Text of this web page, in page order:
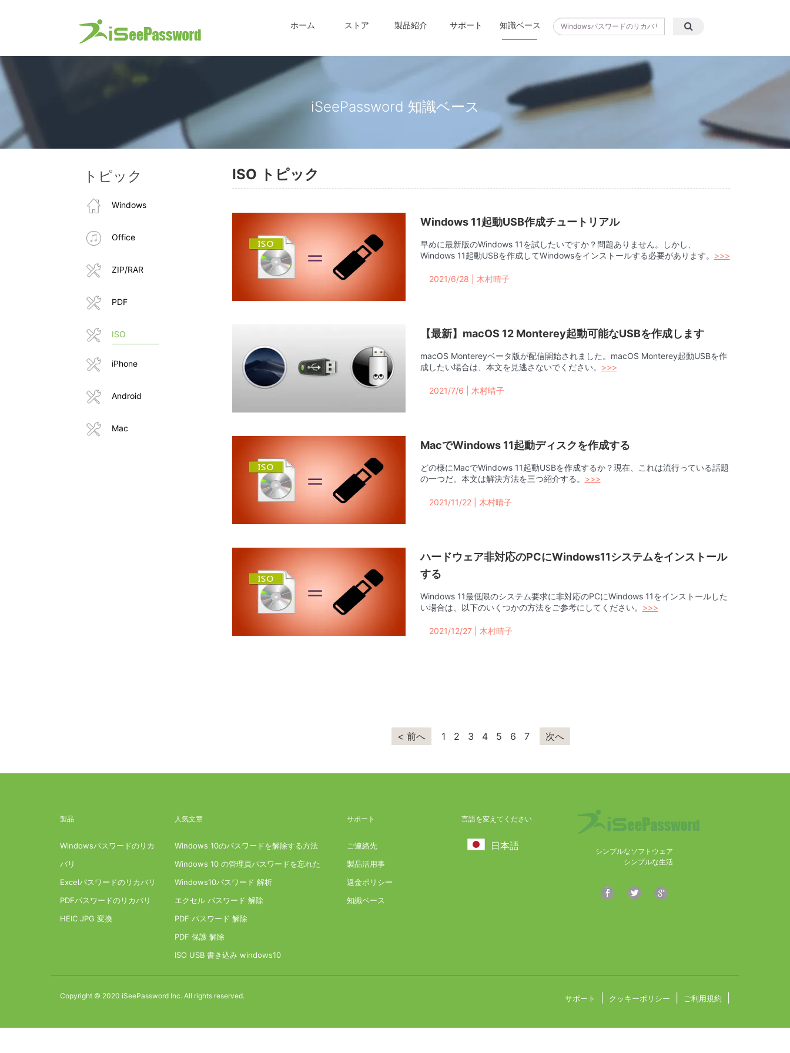
ホーム ストア 製品紹介 サポート 知識ベース
iSeePassword 知識ベース
トピック
Windows
Office
ZIP/RAR
PDF
ISO
iPhone
Android
Mac
ISO トピック
Windows 11起動USB作成チュートリアル
早めに最新版のWindows 11を試したいですか？問題ありません。しかし、
Windows 11起動USBを作成してWindowsをインストールする必要があります。 >>>
2021/6/28 | 木村晴子
【最新】macOS 12 Monterey起動可能なUSBを作成します
macOS Montereyベータ版が配信開始されました。macOS Monterey起動USBを作
成したい場合は、本文を見逃さないでください。 >>>
2021/7/6 | 木村晴子
MacでWindows 11起動ディスクを作成する
どの様にMacでWindows 11起動USBを作成するか？現在、これは流行っている話題
の一つだ。本文は解決方法を三つ紹介する。 >>>
2021/11/22 | 木村晴子
ハードウェア非対応のPCにWindows11システムをインストール
する
Windows 11最低限のシステム要求に非対応のPCにWindows 11をインストールした
い場合は、以下のいくつかの方法をご参考にしてください。 >>>
2021/12/27 | 木村晴子
< 前へ 1 2 3 4 5 6 7 次へ
製品
Windowsパスワードのリカ
バリ
Excelパスワードのリカバリ
PDFパスワードのリカバリ
HEIC JPG 変換
人気文章
Windows 10のパスワードを解除する方法
Windows 10 の管理員パスワードを忘れた
Windows10パスワード 解析
エクセル パスワード 解除
PDF パスワード 解除
PDF 保護 解除
ISO USB 書き込み windows10
サポート
ご連絡先
製品活用事
返金ポリシー
知識ベース
言語を変えてください
日本語
シンプルなソフトウェア
シンプルな生活
Copyright © 2020 iSeePassword Inc. All rights reserved. サポート クッキーポリシー ご利用規約